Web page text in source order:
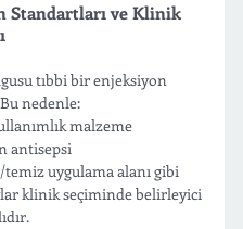
Standartları ve Klinik
tıbbi bir enjeksiyon
nedenle:
malzeme
antisepsi
uygulama alanı gibi
klinik seçiminde belirleyici